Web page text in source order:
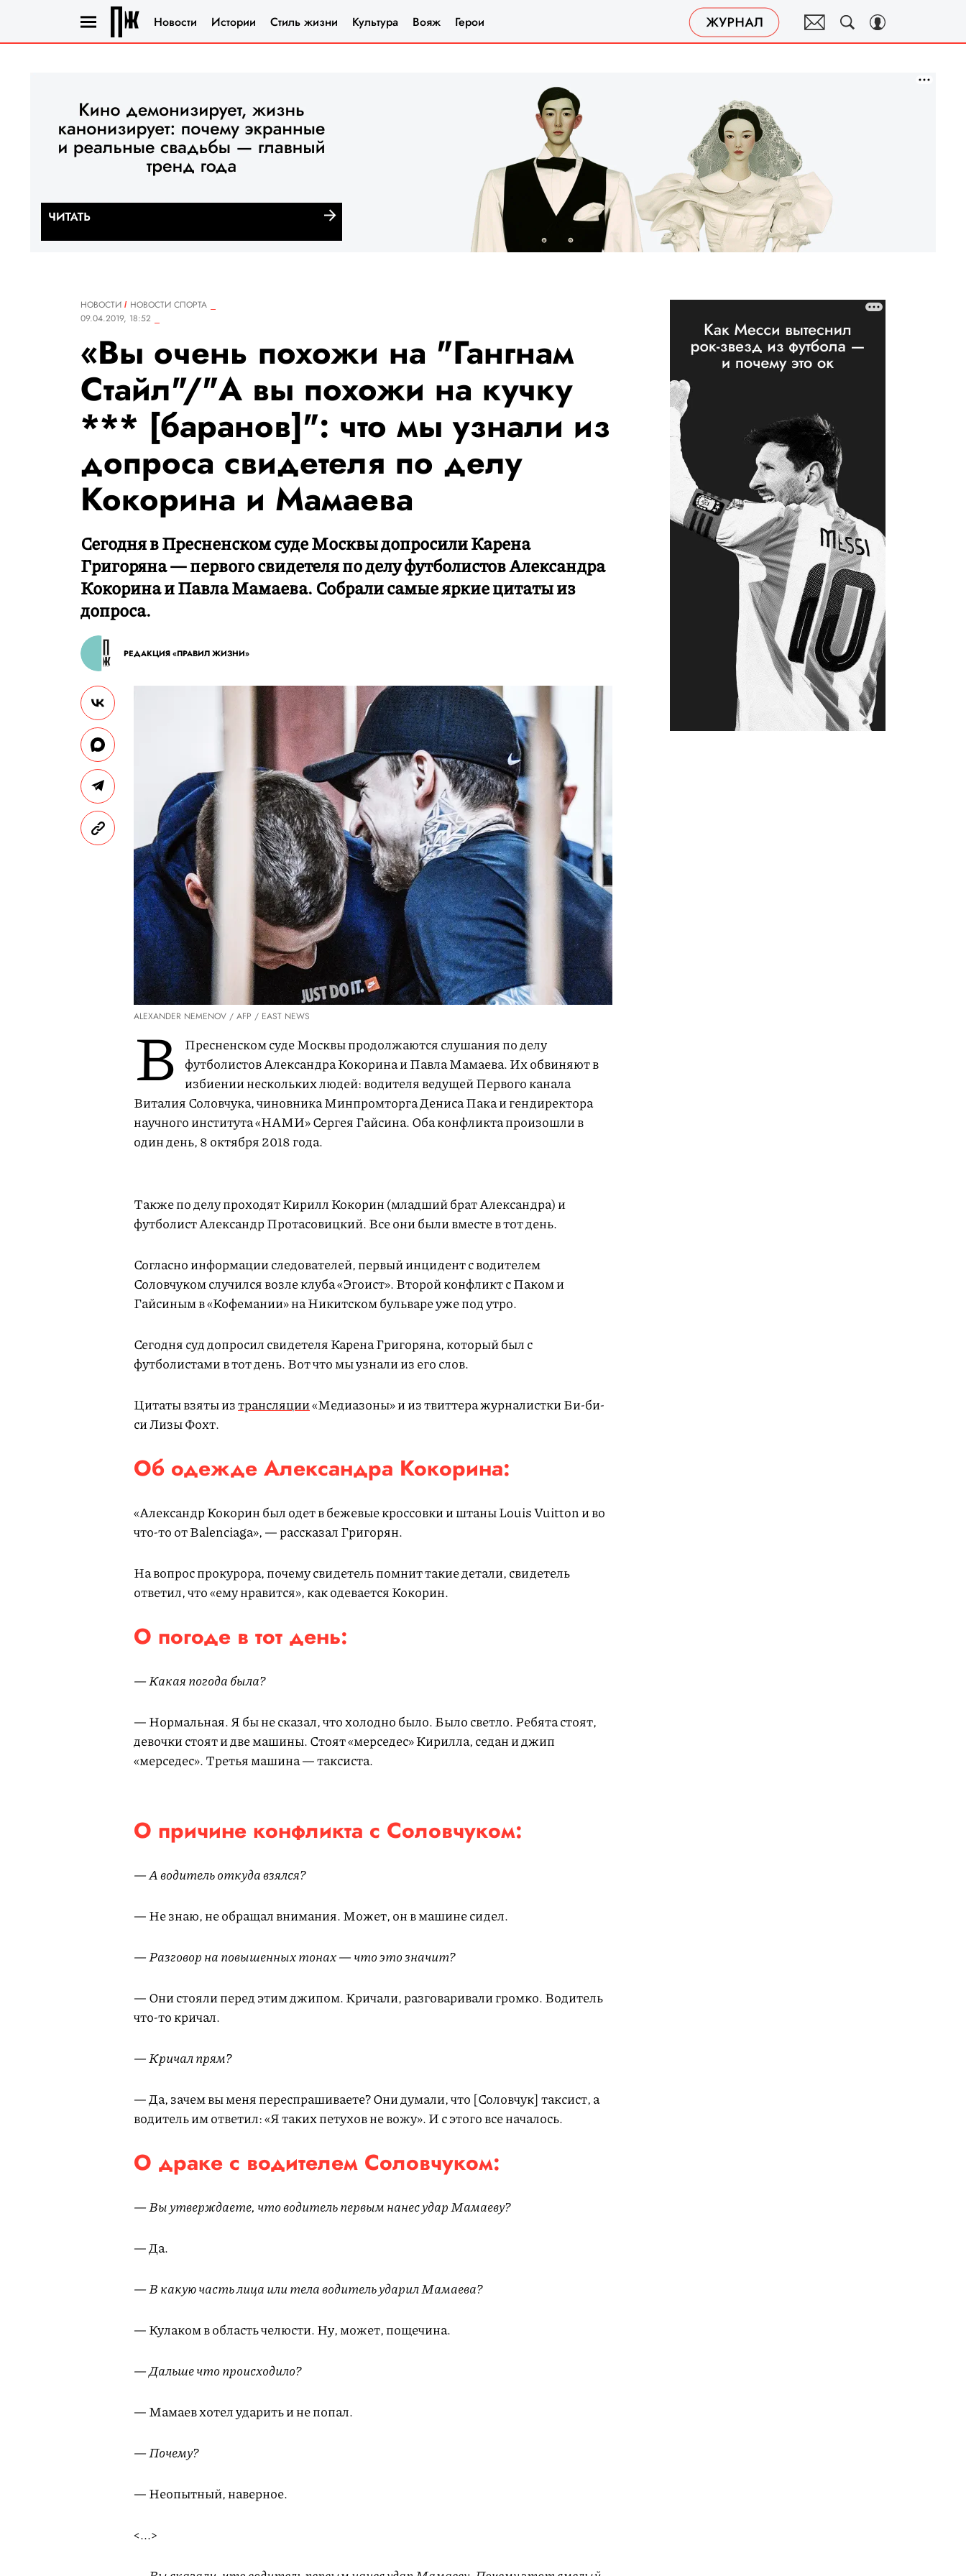
Новости Истории Стиль жизни Культура Вояж Герои
НОВОСТИ
НОВОСТИ СПОРТА
09.04.2019, 18:52
«Вы очень похожи на "Гангнам
Стайл"/"А вы похожи на кучку
*** [баранов]": что мы узнали из
допроса свидетеля по делу
Кокорина и Мамаева
Сегодня в Пресненском суде Москвы допросили Карена
Григоряна — первого свидетеля по делу футболистов Александра
Кокорина и Павла Мамаева. Собрали самые яркие цитаты из
допроса.
РЕДАКЦИЯ «ПРАВИЛ ЖИЗНИ»
ALEXANDER NEMENOV / AFP / EAST NEWS
В
Пресненском суде Москвы продолжаются слушания по делу
футболистов Александра Кокорина и Павла Мамаева. Их обвиняют в
избиении нескольких людей: водителя ведущей Первого канала
Виталия Соловчука, чиновника Минпромторга Дениса Пака и гендиректора
научного института «НАМИ» Сергея Гайсина. Оба конфликта произошли в
один день, 8 октября 2018 года.
Также по делу проходят Кирилл Кокорин (младший брат Александра) и
футболист Александр Протасовицкий. Все они были вместе в тот день.
Согласно информации следователей, первый инцидент с водителем
Соловчуком случился возле клуба «Эгоист». Второй конфликт с Паком и
Гайсиным в «Кофемании» на Никитском бульваре уже под утро.
Сегодня суд допросил свидетеля Карена Григоряна, который был с
футболистами в тот день. Вот что мы узнали из его слов.
Цитаты взяты изтрансляции«Медиазоны» и из твиттера журналистки Би-би-
си Лизы Фохт.
Об одежде Александра Кокорина:
«Александр Кокорин был одет в бежевые кроссовки и штаны Louis Vuitton и во
что-то от Balenciaga», — рассказал Григорян.
На вопрос прокурора, почему свидетель помнит такие детали, свидетель
ответил, что «ему нравится», как одевается Кокорин.
О погоде в тот день:
— Какая погода была?
— Нормальная. Я бы не сказал, что холодно было. Было светло. Ребята стоят,
девочки стоят и две машины. Стоят «мерседес» Кирилла, седан и джип
«мерседес». Третья машина — таксиста.
О причине конфликта с Соловчуком:
— А водитель откуда взялся?
— Не знаю, не обращал внимания. Может, он в машине сидел.
— Разговор на повышенных тонах — что это значит?
— Они стояли перед этим джипом. Кричали, разговаривали громко. Водитель
что-то кричал.
— Кричал прям?
— Да, зачем вы меня переспрашиваете? Они думали, что [Соловчук] таксист, а
водитель им ответил: «Я таких петухов не вожу». И с этого все началось.
О драке с водителем Соловчуком:
— Вы утверждаете, что водитель первым нанес удар Мамаеву?
— Да.
— В какую часть лица или тела водитель ударил Мамаева?
— Кулаком в область челюсти. Ну, может, пощечина.
— Дальше что происходило?
— Мамаев хотел ударить и не попал.
— Почему?
— Неопытный, наверное.
<...>